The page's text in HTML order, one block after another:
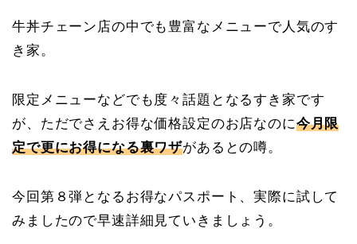
牛丼チェーン店の中でも豊富なメニューで人気のす
き家。
限定メニューなどでも度々話題となるすき家です
が、ただでさえお得な価格設定のお店なのに今月限
定で更にお得になる裏ワザがあるとの噂。
今回第８弾となるお得なパスポート、実際に試して
みましたので早速詳細見ていきましょう。